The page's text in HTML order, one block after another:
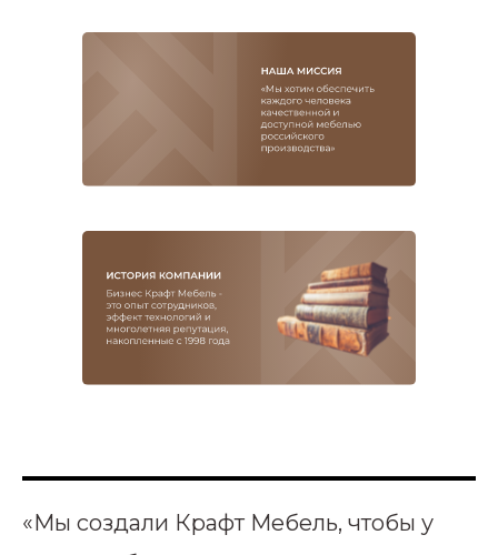
«Мы создали Крафт Мебель, чтобы у